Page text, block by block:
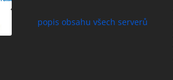
popis obsahu všech serverů